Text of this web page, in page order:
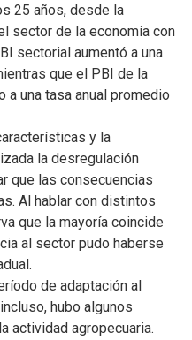
25 años, desde la
sector de la economía con
sectorial aumentó a una
que el PBI de la
a una tasa anual promedio
y la
la desregulación
que las consecuencias
Al hablar con distintos
que la mayoría coincide
al sector pudo haberse
de adaptación al
hubo algunos
actividad agropecuaria.